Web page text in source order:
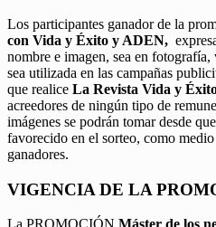
Los participantes ganador de la
con Vida y Éxito y ADEN,
nombre e imagen, sea en
sea utilizada en las campañas
que realice La Revista Vida y
acreedores de ningún tipo de
imágenes se podrán tomar desde
favorecido en el sorteo, como
ganadores.
VIGENCIA DE LA